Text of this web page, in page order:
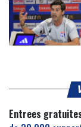
Entrees